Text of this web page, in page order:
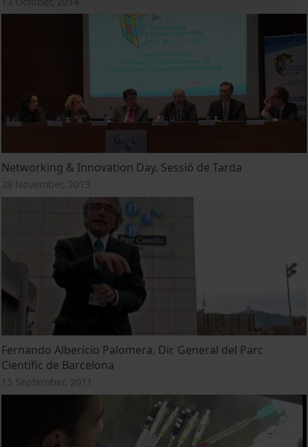
Networking & Innovation Day. Sessió de Tarda
28 November, 2013
Fernando Albericio Palomera, Dir. General del Parc
Científic de Barcelona
15 September, 2011